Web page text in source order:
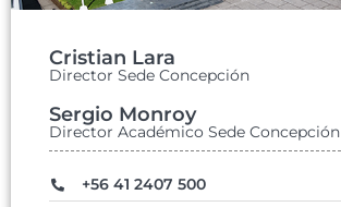
Cristian Lara
Director Sede Concepción
Sergio Monroy
Director Académico Sede Concepción
+56 41 2407 500